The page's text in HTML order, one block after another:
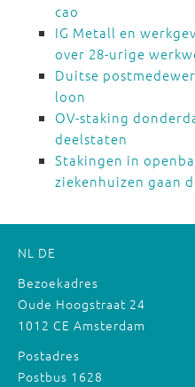
cao
IG Metall en
over 28-urige
Duitse
loon
OV-staking
deelstaten
Stakingen in
ziekenhuizen gaan
NL DE
Bezoekadres
Oude Hoogstraat 24
1012 CE Amsterdam
Postadres
Postbus 1628